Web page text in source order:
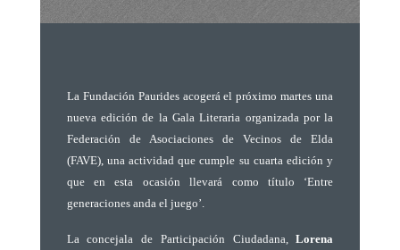
La Fundación Paurides acogerá el próximo martes una
nueva edición de la Gala Literaria organizada por la
Federación de Asociaciones de Vecinos de Elda
(FAVE), una actividad que cumple su cuarta edición y
que en esta ocasión llevará como título ‘Entre
generaciones anda el juego’.
La concejala de Participación Ciudadana,Lorena